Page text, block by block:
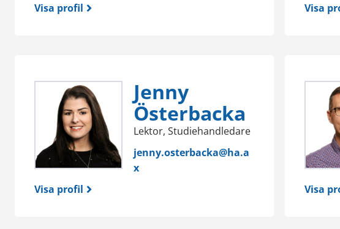
Visa profil Visa
Visa profil
Jenny
Österbacka
Lektor, Studiehandledare
jenny.osterbacka@ha.a
x
Visa